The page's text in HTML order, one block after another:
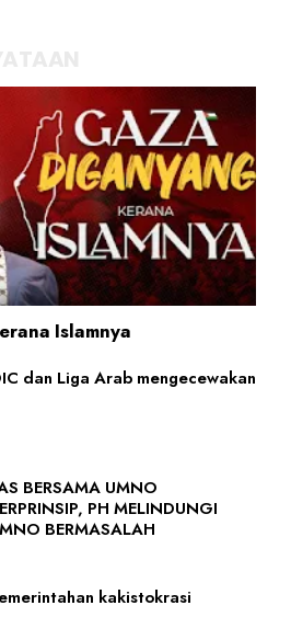
Islamnya
dan Liga Arab mengecewakan
BERSAMA UMNO
PH MELINDUNGI
BERMASALAH
kakistokrasi